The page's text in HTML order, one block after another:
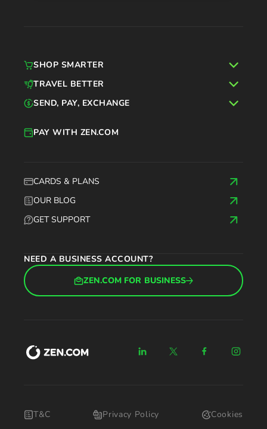
CARDS & PLANS
OUR BLOG
GET SUPPORT
PAY WITH ZEN.COM
NEED A BUSINESS ACCOUNT?
ZEN.COM FOR BUSINESS
SHOP SMARTER
TRAVEL BETTER
SEND, PAY, EXCHANGE
T&C Privacy Policy Cookies